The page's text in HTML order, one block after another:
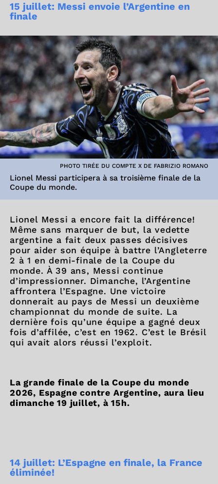
15 juillet: Messi envoie l’Argentine en
finale
PHOTO TIRÉE DU COMPTE X DE FABRIZIO ROMANO
Lionel Messi participera à sa troisième finale de la
Coupe du monde.
Lionel Messi a encore fait la différence!
Même sans marquer de but, la vedette
argentine a fait deux passes décisives
pour aider son équipe à battre l’Angleterre
2 à 1 en demi-finale de la Coupe du
monde. À 39 ans, Messi continue
d’impressionner. Dimanche, l’Argentine
affrontera l’Espagne. Une victoire
donnerait au pays de Messi un deuxième
championnat du monde de suite. La
dernière fois qu’une équipe a gagné deux
fois d’affilée, c’est en 1962. C’est le Brésil
qui avait alors réussi l’exploit.
La grande finale de la Coupe du monde
2026, Espagne contre Argentine, aura lieu
dimanche 19 juillet, à 15h.
14 juillet: L’Espagne en finale, la France
éliminée!